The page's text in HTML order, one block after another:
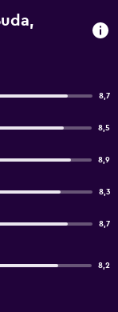
8,7
8,5
8,9
8,3
8,7
8,2